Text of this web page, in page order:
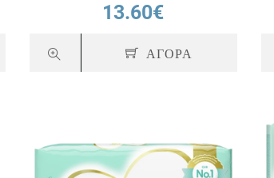
13.60€
ΑΓΟΡΑ